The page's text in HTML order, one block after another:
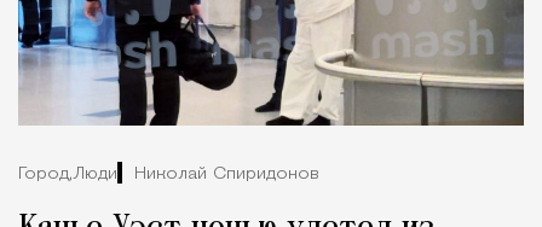
Город,Люди Николай Спиридонов